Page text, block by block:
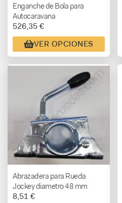
Enganche de Bola para
Autocaravana
526,35 €
VER OPCIONES
Abrazadera para Rueda
Jockey diametro 48 mm
8,51 €